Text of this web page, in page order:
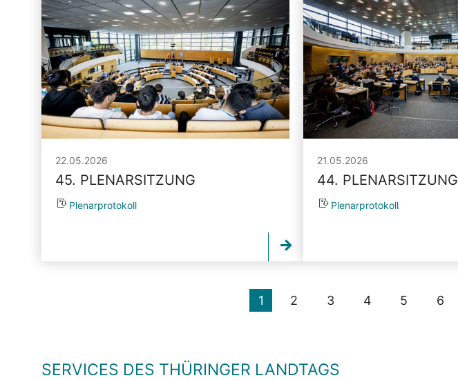
22.05.2026
45. PLENARSITZUNG
Plenarprotokoll
21.05.2026
44. PLENARSITZUNG
Plenarprotokoll
1 2 3 4 5 6
SERVICES DES THÜRINGER LANDTAGS